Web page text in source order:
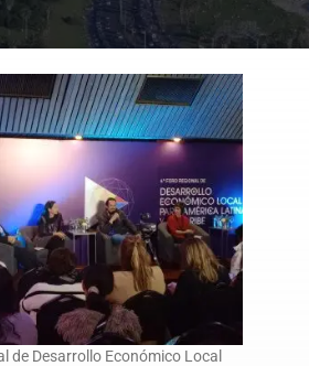
de Desarrollo Económico Local